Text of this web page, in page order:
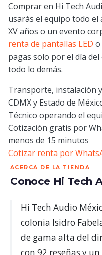
Comprar en Hi Tech
usarás el equipo todo el
XV años o un evento
renta de pantallas LED o
pagas solo por el día del
todo lo demás.
Transporte, instalación
CDMX y Estado de
Técnico operando el
Cotización gratis por
menos de 15 minutos
Cotizar renta por
ACERCA DE LA TIENDA
Conoce Hi Tech
Hi Tech Audio
colonia Isidro
de gama alta del
con 92 reseñas y